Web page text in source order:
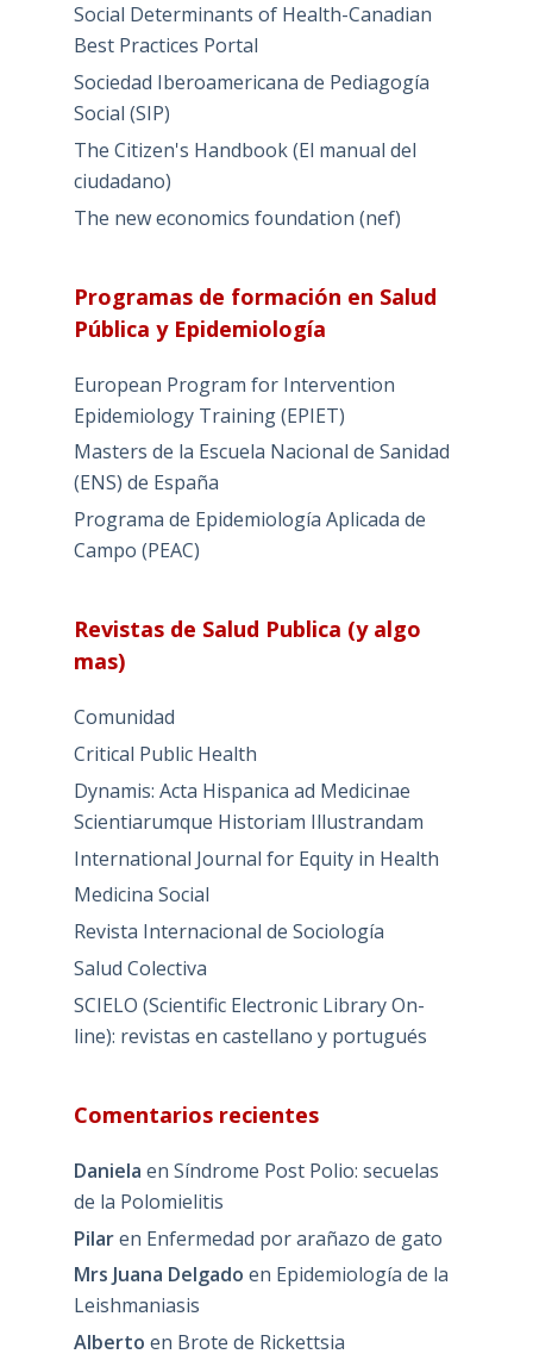
Social Determinants of Health-Canadian
Best Practices Portal
Sociedad Iberoamericana de Pediagogía
Social (SIP)
The Citizen's Handbook (El manual del
ciudadano)
The new economics foundation (nef)
Programas de formación en Salud
Pública y Epidemiología
European Program for Intervention
Epidemiology Training (EPIET)
Masters de la Escuela Nacional de Sanidad
(ENS) de España
Programa de Epidemiología Aplicada de
Campo (PEAC)
Revistas de Salud Publica (y algo
mas)
Comunidad
Critical Public Health
Dynamis: Acta Hispanica ad Medicinae
Scientiarumque Historiam Illustrandam
International Journal for Equity in Health
Medicina Social
Revista Internacional de Sociología
Salud Colectiva
SCIELO (Scientific Electronic Library On-
line): revistas en castellano y portugués
Comentarios recientes
Daniela en Síndrome Post Polio: secuelas
de la Polomielitis
Pilaren Enfermedad por arañazo de gato
Mrs Juana Delgado en Epidemiología de la
Leishmaniasis
Alberto en Brote de Rickettsia